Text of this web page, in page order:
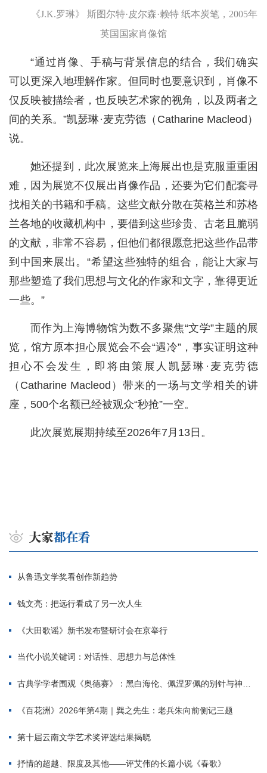
《J.K.罗琳》 斯图尔特·皮尔森·赖特 纸本炭笔，2005年
英国国家肖像馆
“通过肖像、手稿与背景信息的结合，我们确实
可以更深入地理解作家。但同时也要意识到，肖像不
仅反映被描绘者，也反映艺术家的视角，以及两者之
间的关系。”凯瑟琳·麦克劳德（Catharine Macleod）
说。
她还提到，此次展览来上海展出也是克服重重困
难，因为展览不仅展出肖像作品，还要为它们配套寻
找相关的书籍和手稿。这些文献分散在英格兰和苏格
兰各地的收藏机构中，要借到这些珍贵、古老且脆弱
的文献，非常不容易，但他们都很愿意把这些作品带
到中国来展出。“希望这些独特的组合，能让大家与
那些塑造了我们思想与文化的作家和文字，靠得更近
一些。”
而作为上海博物馆为数不多聚焦“文学”主题的展
览，馆方原本担心展览会不会“遇冷”，事实证明这种
担心不会发生，即将由策展人凯瑟琳·麦克劳德
（Catharine Macleod）带来的一场与文学相关的讲
座，500个名额已经被观众“秒抢”一空。
此次展览展期持续至2026年7月13日。
从鲁迅文学奖看创作新趋势
钱文亮：把远行看成了另一次人生
《大田歌谣》新书发布暨研讨会在京举行
当代小说关键词：对话性、思想力与总体性
古典学学者围观《奥德赛》：黑白海伦、佩涅罗佩的别针与神秘入侵者
《百花洲》2026年第4期｜巽之先生：老兵朱向前侧记三题
第十届云南文学艺术奖评选结果揭晓
抒情的超越、限度及其他——评艾伟的长篇小说《春歌》